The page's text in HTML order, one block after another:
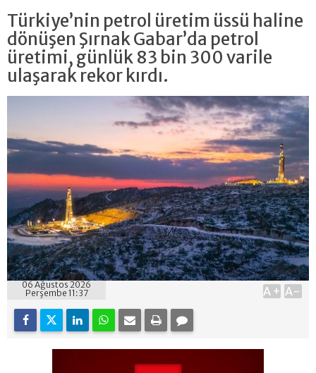
Türkiye’nin petrol üretim üssü haline
dönüşen Şırnak Gabar’da petrol
üretimi, günlük 83 bin 300 varile
ulaşarak rekor kırdı.
06 Ağustos 2026
Perşembe 11:37
A+ A-